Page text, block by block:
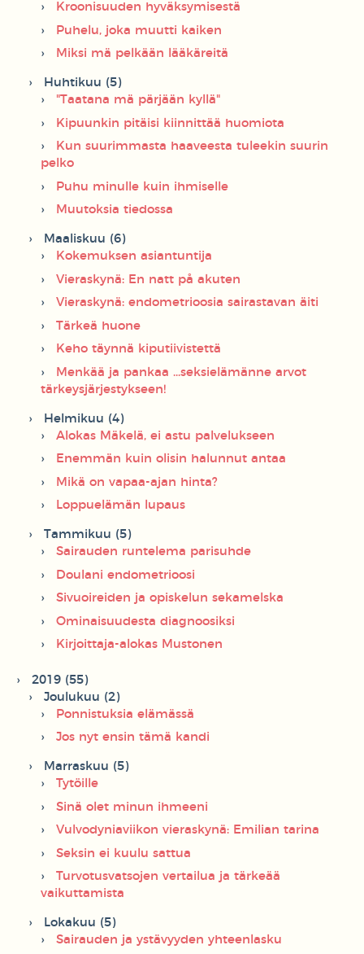
Kroonisuuden hyväksymisestä
Puhelu, joka muutti kaiken
Miksi mä pelkään lääkäreitä
Huhtikuu (5)
"Taatana mä pärjään kyllä"
Kipuunkin pitäisi kiinnittää huomiota
Kun suurimmasta haaveesta tuleekin suurin
pelko
Puhu minulle kuin ihmiselle
Muutoksia tiedossa
Maaliskuu (6)
Kokemuksen asiantuntija
Vieraskynä: En natt på akuten
Vieraskynä: endometrioosia sairastavan äiti
Tärkeä huone
Keho täynnä kiputiivistettä
Menkää ja pankaa ...seksielämänne arvot
tärkeysjärjestykseen!
Helmikuu (4)
Alokas Mäkelä, ei astu palvelukseen
Enemmän kuin olisin halunnut antaa
Mikä on vapaa-ajan hinta?
Loppuelämän lupaus
Tammikuu (5)
Sairauden runtelema parisuhde
Doulani endometrioosi
Sivuoireiden ja opiskelun sekamelska
Ominaisuudesta diagnoosiksi
Kirjoittaja-alokas Mustonen
2019 (55)
Joulukuu (2)
Ponnistuksia elämässä
Jos nyt ensin tämä kandi
Marraskuu (5)
Tytöille
Sinä olet minun ihmeeni
Vulvodyniaviikon vieraskynä: Emilian tarina
Seksin ei kuulu sattua
Turvotusvatsojen vertailua ja tärkeää
vaikuttamista
Lokakuu (5)
Sairauden ja ystävyyden yhteenlasku